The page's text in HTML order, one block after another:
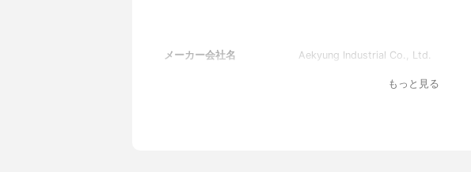
メーカー会社名 Aekyung Industrial Co., Ltd.
もっと見る